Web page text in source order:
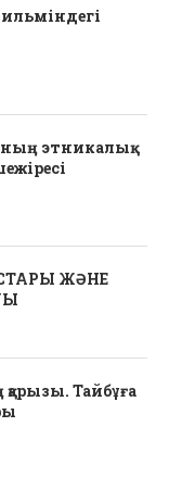
этникалық
ЖӘНЕ
Тайбұға